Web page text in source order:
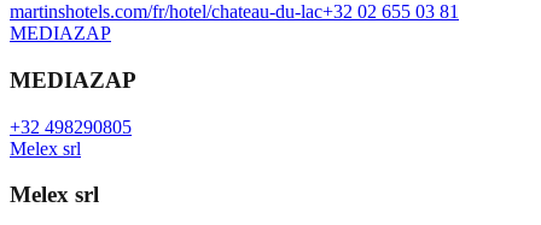
martinshotels.com/fr/hotel/chateau-du-lac+32 02 655 03 81
MEDIAZAP
MEDIAZAP
+32 498290805
Melex srl
Melex srl